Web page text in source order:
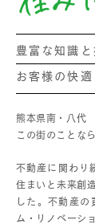
豊富な知識
お客様の快
熊本県南・八代
この街のことな
不動産に関わり
住まいと未来創
した。不動産
ム・リノベーシ